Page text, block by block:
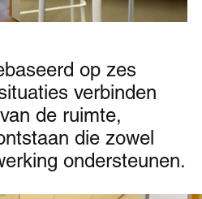
op zes
verbinden
de ruimte,
die zowel
ondersteunen.